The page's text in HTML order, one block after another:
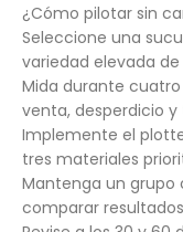
¿Cómo pilotar sin
Seleccione una
variedad elevada
Mida durante
venta, desperdicio
Implemente el
tres materiales
Mantenga un grupo
comparar